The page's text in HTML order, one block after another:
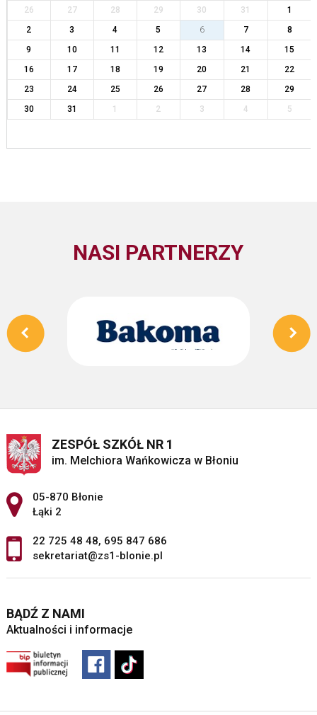
26 27 28 29 30 31
1
2
3 4 5 6 7
8
9
10 11 12 13 14
15
16
17 18 19 20 21
22
23
24 25 26 27 28
29
30
31 1 2 3 4 5
NASI PARTNERZY
ZESPÓŁ SZKÓŁ NR 1
im. Melchiora Wańkowicza w Błoniu
Adres pocztowy:
05-870 Błonie
Łąki 2
22 725 48 48, 695 847 686
sekretariat@zs1-blonie.pl
BĄDŹ Z NAMI
Aktualności i informacje